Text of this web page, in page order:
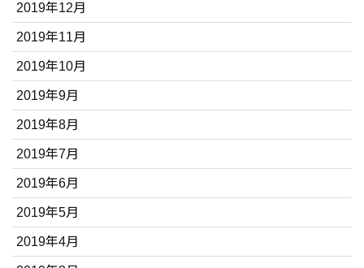
2019年12月
2019年11月
2019年10月
2019年9月
2019年8月
2019年7月
2019年6月
2019年5月
2019年4月